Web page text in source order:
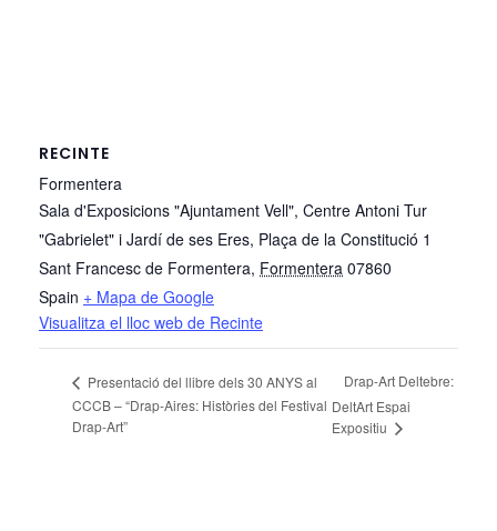
RECINTE
Formentera
Sala d'Exposicions "Ajuntament Vell", Centre Antoni Tur
"Gabrielet" i Jardí de ses Eres, Plaça de la Constitució 1
Sant Francesc de Formentera, Formentera 07860
Spain + Mapa de Google
Visualitza el lloc web de Recinte
Presentació del llibre dels 30 ANYS al
CCCB – “Drap-Aires: Històries del Festival
Drap-Art”
Drap-Art Deltebre:
DeltArt Espai
Expositiu